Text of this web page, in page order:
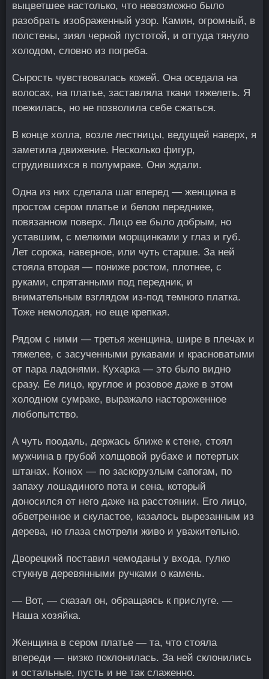
выцветшее настолько, что невозможно было
разобрать изображенный узор. Камин, огромный, в
полстены, зиял черной пустотой, и оттуда тянуло
холодом, словно из погреба.
Сырость чувствовалась кожей. Она оседала на
волосах, на платье, заставляла ткани тяжелеть. Я
поежилась, но не позволила себе сжаться.
В конце холла, возле лестницы, ведущей наверх, я
заметила движение. Несколько фигур,
сгрудившихся в полумраке. Они ждали.
Одна из них сделала шаг вперед — женщина в
простом сером платье и белом переднике,
повязанном поверх. Лицо ее было добрым, но
уставшим, с мелкими морщинками у глаз и губ.
Лет сорока, наверное, или чуть старше. За ней
стояла вторая — пониже ростом, плотнее, с
руками, спрятанными под передник, и
внимательным взглядом из-под темного платка.
Тоже немолодая, но еще крепкая.
Рядом с ними — третья женщина, шире в плечах и
тяжелее, с засученными рукавами и красноватыми
от пара ладонями. Кухарка — это было видно
сразу. Ее лицо, круглое и розовое даже в этом
холодном сумраке, выражало настороженное
любопытство.
А чуть поодаль, держась ближе к стене, стоял
мужчина в грубой холщовой рубахе и потертых
штанах. Конюх — по заскорузлым сапогам, по
запаху лошадиного пота и сена, который
доносился от него даже на расстоянии. Его лицо,
обветренное и скуластое, казалось вырезанным из
дерева, но глаза смотрели живо и уважительно.
Дворецкий поставил чемоданы у входа, гулко
стукнув деревянными ручками о камень.
— Вот, — сказал он, обращаясь к прислуге. —
Наша хозяйка.
Женщина в сером платье — та, что стояла
впереди — низко поклонилась. За ней склонились
и остальные, пусть и не так слаженно.